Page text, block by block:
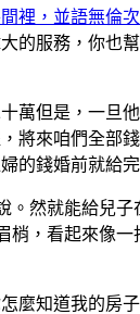
裡，並語無倫
的服務，你也
萬但是，一旦
將來咱們全部
的錢婚前就給完
然就能給兒子
梢，看起來像
麼知道我的房